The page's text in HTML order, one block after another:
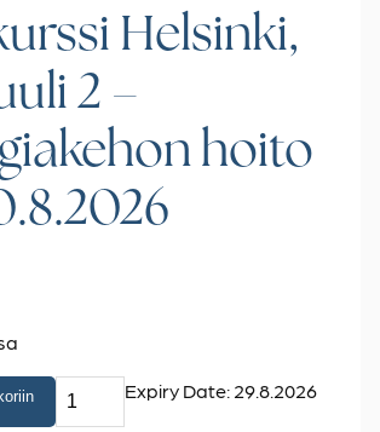
Helsinki,
2 –
hoito
Expiry Date: 29.8.2026
Lähikurssi
Helsinki,